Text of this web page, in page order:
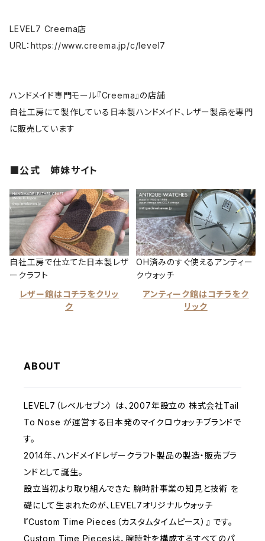
LEVEL7 Creema店
URL：https://www.creema.jp/c/level7
ハンドメイド専門モール『Creema』の店舗
自社工房にて製作している日本製ハンドメイド、レザー製品を専門
に販売しています
■公式 姉妹サイト
自社工房で仕立てた日本製レザ
ークラフト
レザー館はコチラをクリッ
ク
OH済みのすぐ使えるアンティー
クウォッチ
アンティーク館はコチラをク
リック
ABOUT
LEVEL7（レベルセブン） は、2007年設立の 株式会社Tail
To Nose が運営する日本発のマイクロウォッチブランドで
す。
2014年、ハンドメイドレザークラフト製品の製造・販売ブラ
ンドとして誕生。
設立当初より取り組んできた 腕時計事業の知見と技術 を
礎にして生まれたのが、LEVEL7オリジナルウォッチ
『Custom Time Pieces（カスタムタイムピース）』 です。
Custom Time Piecesは、腕時計を構成するすべてのパ